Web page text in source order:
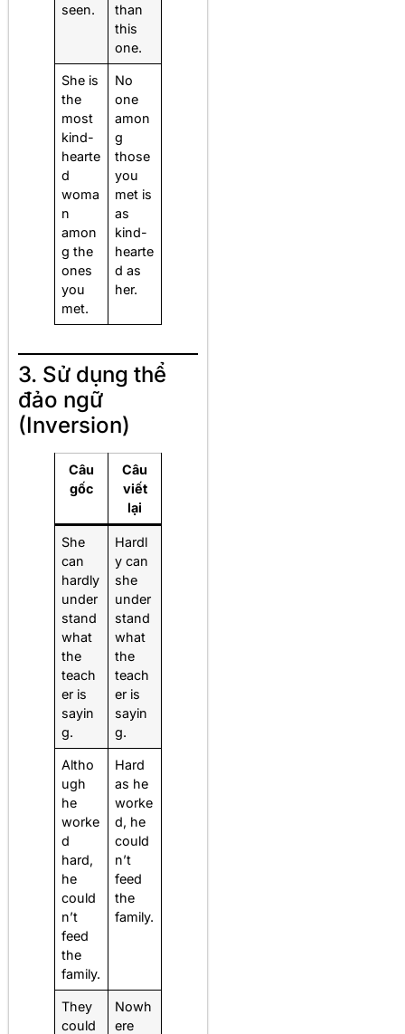
seen.
than
this
one.
She is
the
most
kind-
hearte
d
woma
n
amon
g the
ones
you
met.
No
one
amon
g
those
you
met is
as
kind-
hearte
d as
her.
3. Sử dụng thể
đảo ngữ
(Inversion)
Câu
gốc
Câu
viết
lại
She
can
hardly
under
stand
what
the
teach
er is
sayin
g.
Hardl
y can
she
under
stand
what
the
teach
er is
sayin
g.
Altho
ugh
he
worke
d
hard,
he
could
n’t
feed
the
family.
Hard
as he
worke
d, he
could
n’t
feed
the
family.
They
could
Nowh
ere